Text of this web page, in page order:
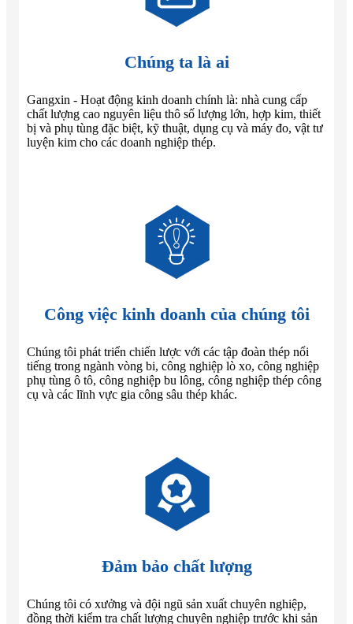
Chúng ta là ai
Gangxin - Hoạt động kinh doanh chính là: nhà cung cấp
chất lượng cao nguyên liệu thô số lượng lớn, hợp kim, thiết
bị và phụ tùng đặc biệt, kỹ thuật, dụng cụ và máy đo, vật tư
luyện kim cho các doanh nghiệp thép.
Công việc kinh doanh của chúng tôi
Chúng tôi phát triển chiến lược với các tập đoàn thép nổi
tiếng trong ngành vòng bi, công nghiệp lò xo, công nghiệp
phụ tùng ô tô, công nghiệp bu lông, công nghiệp thép công
cụ và các lĩnh vực gia công sâu thép khác.
Đảm bảo chất lượng
Chúng tôi có xưởng và đội ngũ sản xuất chuyên nghiệp,
đồng thời kiểm tra chất lượng chuyên nghiệp trước khi sản